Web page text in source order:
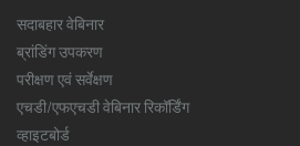
सदाबहार वेबिनार
ब्रांडिंग उपकरण
परीक्षण एवं सर्वेक्षण
एचडी/एफएचडी वेबिनार रिकॉर्डिंग
व्हाइटबोर्ड